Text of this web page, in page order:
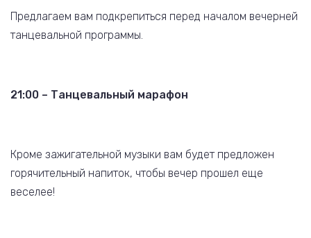
Предлагаем вам подкрепиться перед началом вечерней
танцевальной программы.
21:00 – Танцевальный марафон
Кроме зажигательной музыки вам будет предложен
горячительный напиток, чтобы вечер прошел еще
веселее!